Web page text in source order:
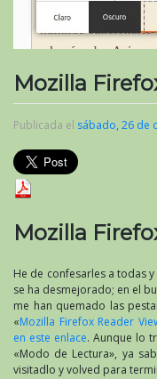
Mozilla
Publicada el sábado, 26 de
Mozilla
He de confesarles a todas
se ha desmejorado; en el
me han quemado las
«Mozilla Firefox Reader
en este enlace. Aunque lo
«Modo de Lectura», ya
visitadlo y volved para